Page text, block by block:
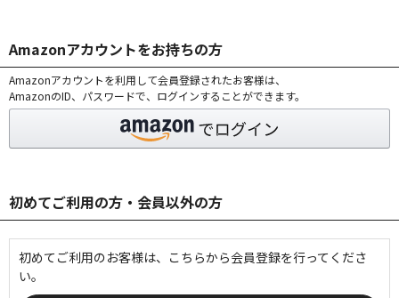
Amazonアカウントをお持ちの方
Amazonアカウントを利用して会員登録されたお客様は、
AmazonのID、パスワードで、ログインすることができます。
初めてご利用の方・会員以外の方
初めてご利用のお客様は、こちらから会員登録を行ってくださ
い。